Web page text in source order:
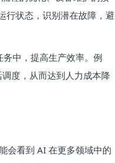
行状态，识别潜在故障，避
中，提高生产效率。例
度，从而达到人力成本降
会看到 AI 在更多领域中的